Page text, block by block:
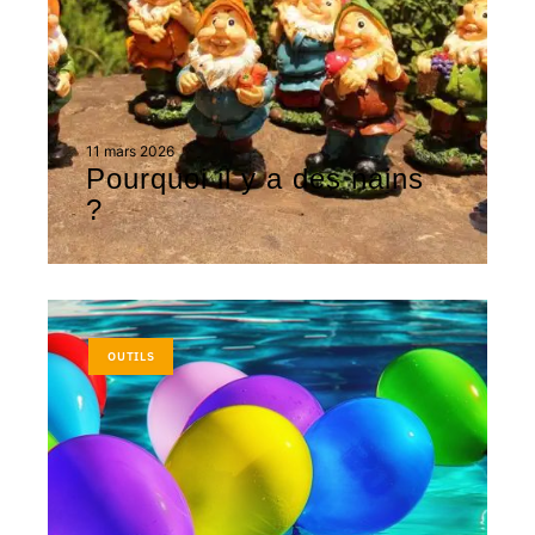
11 mars 2026
Pourquoi il y a des nains
?
OUTILS